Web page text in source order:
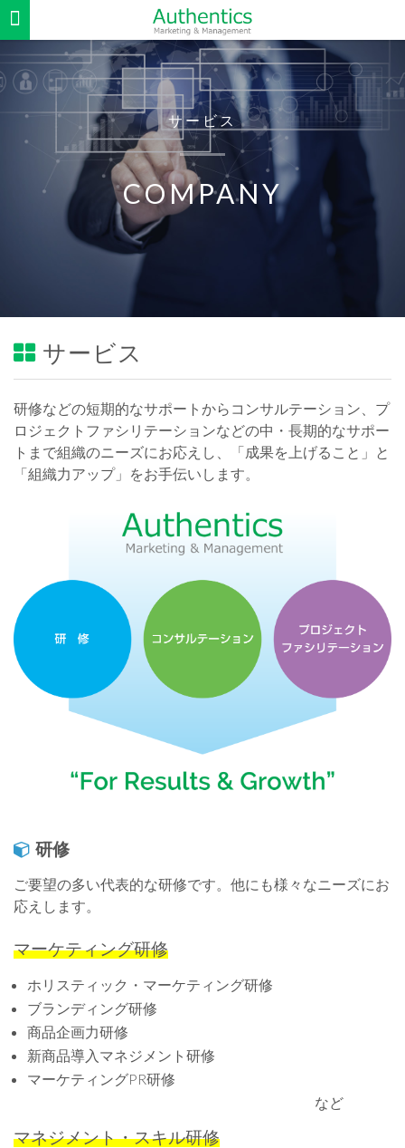
サービス
COMPANY
サービス
研修などの短期的なサポートからコンサルテーション、プ
ロジェクトファシリテーションなどの中・長期的なサポー
トまで組織のニーズにお応えし、「成果を上げること」と
「組織力アップ」をお手伝いします。
研修
ご要望の多い代表的な研修です。他にも様々なニーズにお
応えします。
マーケティング研修
ホリスティック・マーケティング研修
ブランディング研修
商品企画力研修
新商品導入マネジメント研修
マーケティングPR研修
など
マネジメント・スキル研修